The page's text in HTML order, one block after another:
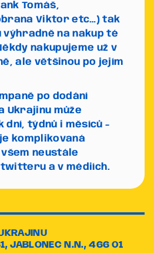
Tomáš,
Viktor etc…) tak
výhradně na nakup té
nakupujeme už v
ale většinou po jejím
po dodání
Ukrajinu může
dní, týdnů i měsíců -
komplikovaná
neustále
a v médiích.
JABLONEC N.N., 466 01